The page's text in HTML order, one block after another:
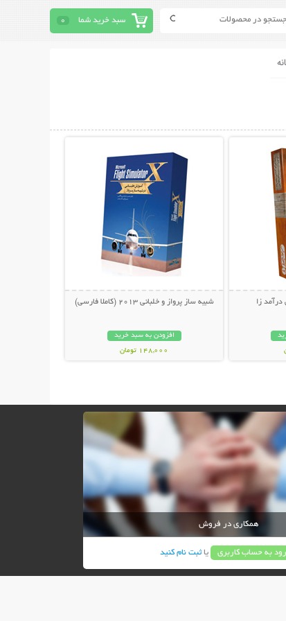
سبد خرید شما 0
زا شبیه ساز پرواز و خلبانی 2013 (کاملا فارسی)
افزودن به سبد خرید
148,000 تومان
همکاری در فروش
به حساب کاربری یاثبت نام کنید